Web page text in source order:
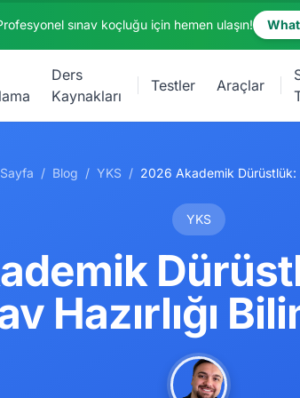
sınav koçluğu için hemen ulaşın!
Ders
Kaynakları
Testler Araçlar
/ Blog / YKS /
YKS
Hazırlığı